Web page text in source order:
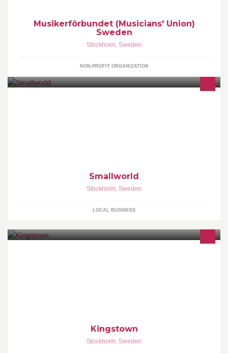
Musikerförbundet (Musicians' Union)
Sweden
Stockholm, Sweden
NON-PROFIT ORGANIZATION
Smallworld
Stockholm, Sweden
LOCAL BUSINESS
Kingstown
Stockholm, Sweden